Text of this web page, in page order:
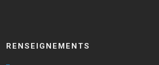
RENSEIGNEMENTS